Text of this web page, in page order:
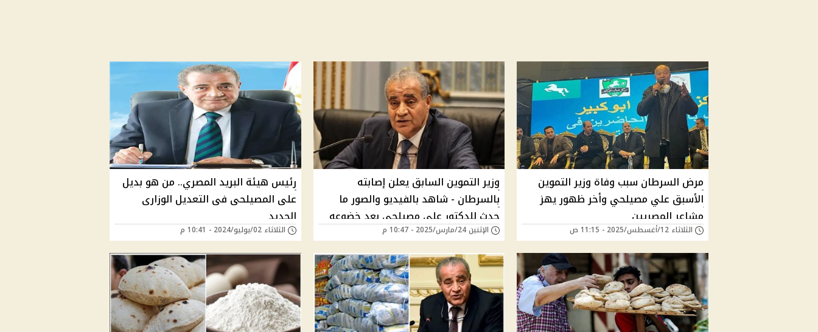
مرض السرطان سبب وفاة وزير التموين
الأسبق علي مصيلحي وأخر ظهور يهز
مشاعر المصريين
الثلاثاء 12/أغسطس/2025 - 11:15 ص
وزير التموين السابق يعلن إصابته
بالسرطان - شاهد بالفيديو والصور ما
حدث للدكتور علي مصيلحي بعد خضوعه
للعلاج بالكيماوي "شكله أتغير خالص"
الإثنين 24/مارس/2025 - 10:47 م
رئيس هيئة البريد المصري.. من هو بديل
على المصيلحى فى التعديل الوزارى
الجديد
الثلاثاء 02/يوليو/2024 - 10:41 م